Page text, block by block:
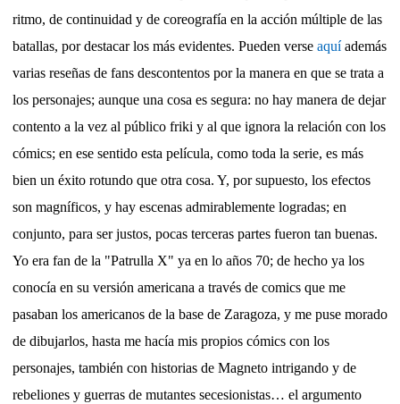
ritmo, de continuidad y de coreografía en la acción múltiple de las
batallas, por destacar los más evidentes. Pueden verse aquíademás
varias reseñas de fans descontentos por la manera en que se trata a
los personajes; aunque una cosa es segura: no hay manera de dejar
contento a la vez al público friki y al que ignora la relación con los
cómics; en ese sentido esta película, como toda la serie, es más
bien un éxito rotundo que otra cosa. Y, por supuesto, los efectos
son magníficos, y hay escenas admirablemente logradas; en
conjunto, para ser justos, pocas terceras partes fueron tan buenas.
Yo era fan de la "Patrulla X" ya en lo años 70; de hecho ya los
conocía en su versión americana a través de comics que me
pasaban los americanos de la base de Zaragoza, y me puse morado
de dibujarlos, hasta me hacía mis propios cómics con los
personajes, también con historias de Magneto intrigando y de
rebeliones y guerras de mutantes secesionistas… el argumento